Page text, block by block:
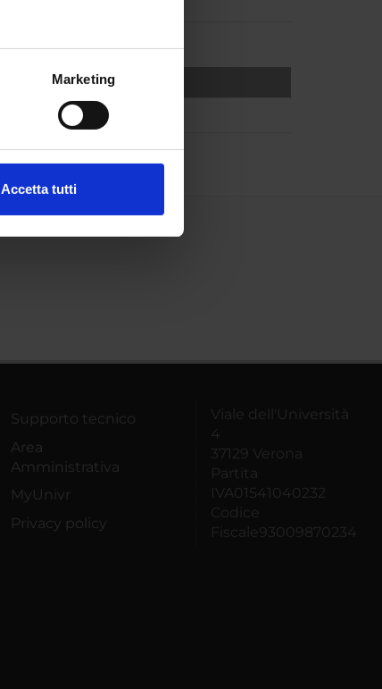
metro,
che hai fornito loro o
Marketing
Accetta tutti
Supporto tecnico
Area
Amministrativa
MyUnivr
Privacy policy
Viale dell'Università
4
37129 Verona
Partita
IVA01541040232
Codice
Fiscale93009870234